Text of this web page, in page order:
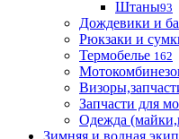
Штаны93
Дождевики и
Рюкзаки и
Термобелье 162
Запчасти для
Одежда
Зимняя и водная